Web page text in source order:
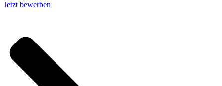
Jetzt bewerben